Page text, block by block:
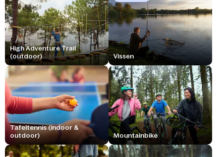
High Adventure Trail
(outdoor)
Vissen
Tafeltennis (indoor &
outdoor)
Mountainbike